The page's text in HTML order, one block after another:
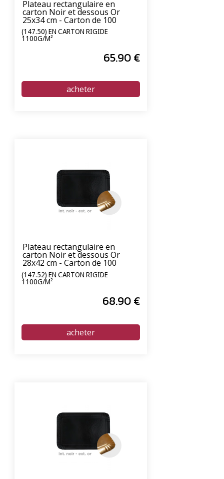
Plateau rectangulaire en
carton Noir et dessous Or
25x34 cm - Carton de 100
unités
(147.50) EN CARTON RIGIDE
1100G/M²
65.90€
Plateau rectangulaire en
carton Noir et dessous Or
28x42 cm - Carton de 100
unités
(147.52) EN CARTON RIGIDE
1100G/M²
68.90€